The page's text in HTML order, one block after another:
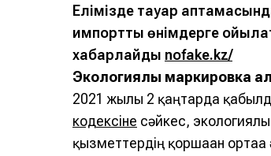
Елімізде тауар
импорттық өнімдерге
хабарлайды nofake.kz/
Экологиялық маркировка
2021 жылғы 2 қаңтарда
кодексіне сәйкес,
қызметтердің қоршаған ортаға